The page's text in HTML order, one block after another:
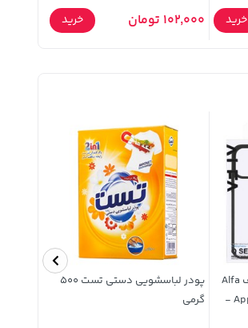
خرید 102,000 تومان خرید
قاب اورجینال Q Series شفاف Alfa
مدل Apple iPhone 15 Pro Max -
پودر لباسشویی دستی تست 500
گرمی